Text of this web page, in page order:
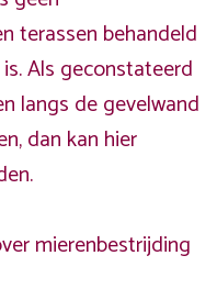
terassen behandeld
Als geconstateerd
langs de gevelwand
dan kan hier
mierenbestrijding